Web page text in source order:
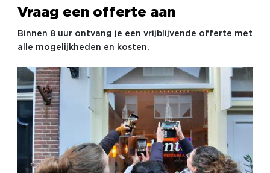
Vraag een offerte aan
Binnen 8 uur ontvang je een vrijblijvende offerte met
alle mogelijkheden en kosten.